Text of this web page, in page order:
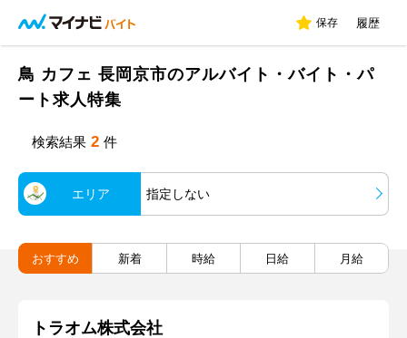
保存 履歴
鳥 カフェ 長岡京市のアルバイト・バイト・パ
ート求人特集
検索結果 2 件
エリア 指定しない
おすすめ 新着 時給 日給 月給
トラオム株式会社